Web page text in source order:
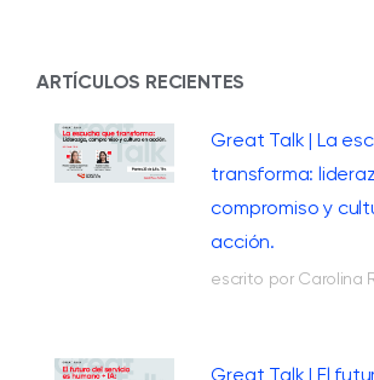
ARTÍCULOS RECIENTES
Great Talk | La
transforma:
compromiso y
acción.
escrito por Carolina
Great Talk | El